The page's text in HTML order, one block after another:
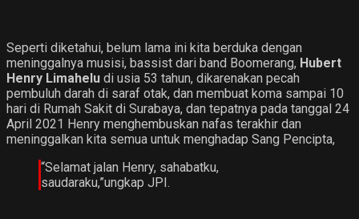
Seperti diketahui, belum lama ini kita berduka dengan
meninggalnya musisi, bassist dari band Boomerang, Hubert
Henry Limahelu di usia 53 tahun, dikarenakan pecah
pembuluh darah di saraf otak, dan membuat koma sampai 10
hari di Rumah Sakit di Surabaya, dan tepatnya pada tanggal 24
April 2021 Henry menghembuskan nafas terakhir dan
meninggalkan kita semua untuk menghadap Sang Pencipta,
“Selamat jalan Henry, sahabatku,
saudaraku,”ungkap JPI.